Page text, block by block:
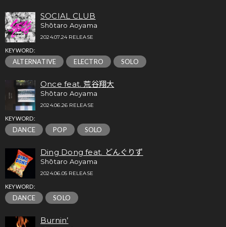
SOCIAL CLUB
Shōtaro Aoyama
2024.07.24 RELEASE
KEYWORD:
ALTERNATIVE ELECTRO SOLO
Once feat. 荒谷翔大
Shōtaro Aoyama
2024.06.26 RELEASE
KEYWORD:
DANCE POP SOLO
Ding Dong feat. どんぐりず
Shōtaro Aoyama
2024.06.05 RELEASE
KEYWORD:
DANCE SOLO
Burnin’